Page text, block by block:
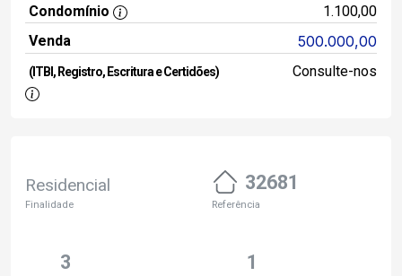
Condomínio
1.100,00
Venda
500.000,00
(ITBI, Registro, Escritura e Certidões) Consulte-nos
Residencial
Finalidade
32681
Referência
3 1